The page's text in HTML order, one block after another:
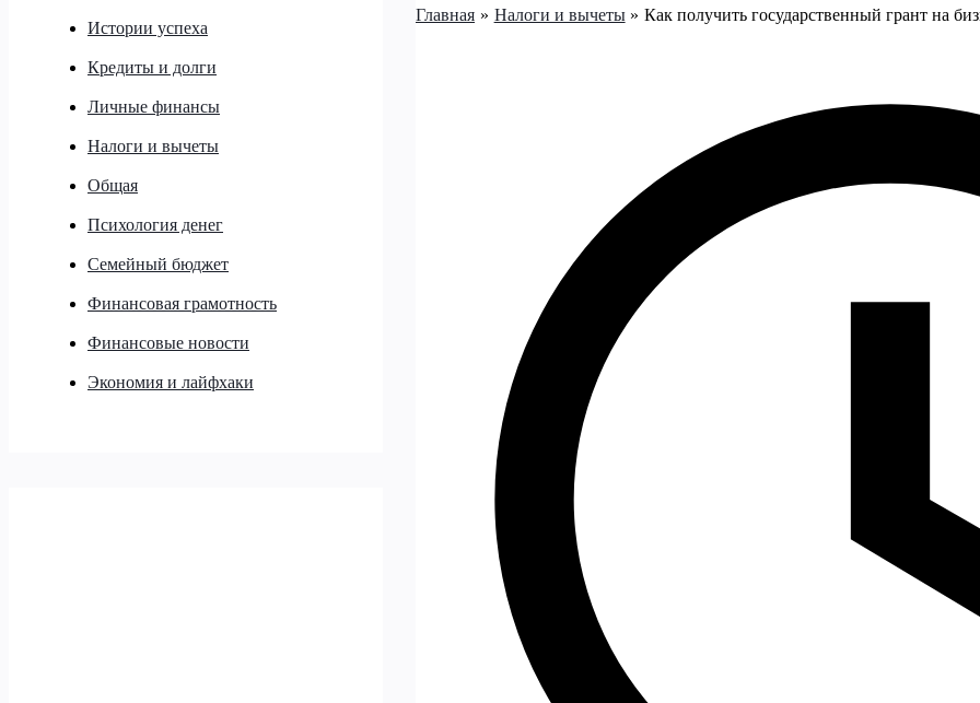
Истории успеха
Кредиты и долги
Личные финансы
Налоги и вычеты
Общая
Психология денег
Семейный бюджет
Финансовая грамотность
Финансовые новости
Экономия и лайфхаки
Главная Налоги и вычеты Как получить государственный грант на